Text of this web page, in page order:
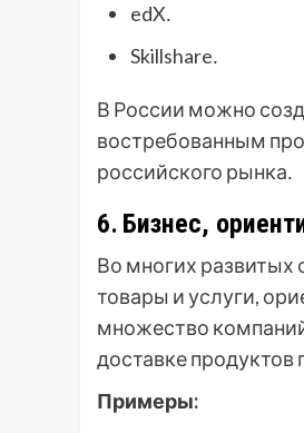
edX․
Skillshare․
В России можно
востребованным
российского рынка․
6․ Бизнес,
Во многих развитых
товары и услуги,
множество
доставке продуктов
Примеры: